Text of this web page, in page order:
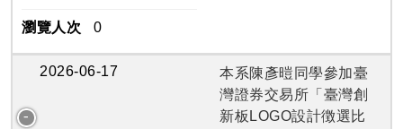
瀏覽人次 0
2026-06-17
本系陳彥暟同學參加臺
灣證券交易所「臺灣創
新板LOGO設計徴選比